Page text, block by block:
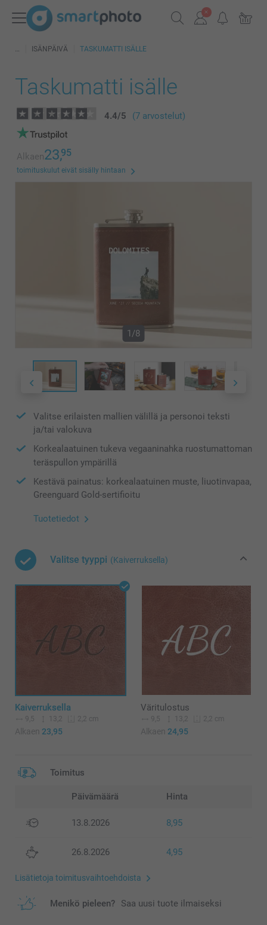
ISÄNPÄIVÄ TASKUMATTI ISÄLLE
Taskumatti isälle
4.4/5 (7 arvostelut)
Alkaen23,95
toimituskulut eivät sisälly hintaan
1/8
Valitse erilaisten mallien välillä ja personoi teksti
ja/tai valokuva
Korkealaatuinen tukeva vegaaninahka ruostumattoman
teräspullon ympärillä
Kestävä painatus: korkealaatuinen muste, liuotinvapaa,
Greenguard Gold-sertifioitu
Tuotetiedot
Valitse tyyppi (Kaiverruksella)
Kaiverruksella
9,5 13,2 2,2 cm
Alkaen 23,95
Väritulostus
9,5 13,2 2,2 cm
Alkaen 24,95
Toimitus
Päivämäärä Hinta
13.8.2026 8,95
26.8.2026 4,95
Lisätietoja toimitusvaihtoehdoista
Menikö pieleen? Saa uusi tuote ilmaiseksi